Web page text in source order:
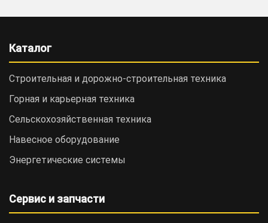
Каталог
Строительная и дорожно-cтроительная техника
Горная и карьерная техника
Сельскохозяйственная техника
Навесное оборудование
Энергетические системы
Сервис и запчасти